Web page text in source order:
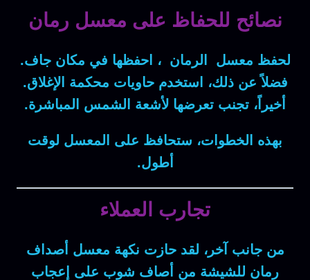
نصائح للحفاظ على معسل رمان
لحفظ معسل الرمان، احفظها في مكان جاف.
فضلاً عن ذلك، استخدمحاويات محكمة الإغلاق.
أخيراً ، تجنب تعرضها لأشعة الشمس المباشرة.
بهذه الخطوات، ستحافظ على المعسل لوقت
أطول.
تجارب العملاء
من جانب آخر، لقد حازت نكهة معسل أصداف
رمان للشيشة من أصاف شوب على
إعجاب